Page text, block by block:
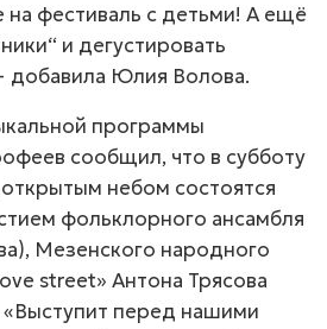
на фестиваль с детьми! А ещё
и дегустировать
добавила Юлия Волова.
программы
сообщил, что в субботу
небом состоятся
фольклорного ансамбля
Мезенского народного
street» Антона Трясова
«Выступит перед нашими